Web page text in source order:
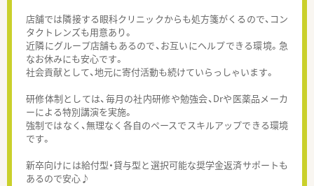
店舗では隣接する眼科クリニックからも処方箋がくるので、コン
タクトレンズも用意あり。
近隣にグループ店舗もあるので、お互いにヘルプできる環境。急
なお休みにも安心です。
社会貢献として、地元に寄付活動も続けていらっしゃいます。
研修体制としては、毎月の社内研修や勉強会、Drや医薬品メーカ
ーによる特別講演を実施。
強制ではなく、無理なく各自のペースでスキルアップできる環境
です。
新卒向けには給付型・貸与型と選択可能な奨学金返済サポートも
あるので安心♪